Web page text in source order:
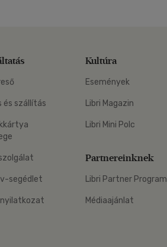
és szállítás
segédlet
nyilatkozat
Kultúra
Események
Libri Magazin
Libri Mini Polc
Partnereinknek
Libri Partner Program
Médiaajánlat